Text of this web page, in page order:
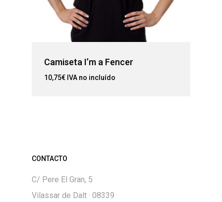
Camiseta I’m a Fencer
10,75€ IVA no incluído
CONTACTO
C/ Pere El Gran, 5
Vilassar de Dalt · 08339